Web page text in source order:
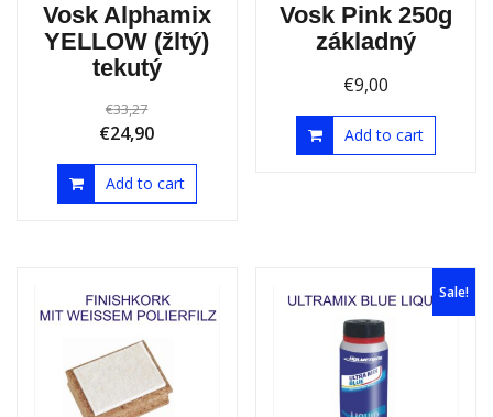
Vosk Alphamix
YELLOW (žltý)
tekutý
€33,27
€24,90
Add to cart
Vosk Pink 250g
základný
€9,00
Add to cart
Sale!